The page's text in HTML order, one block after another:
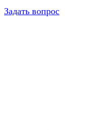
Задать вопрос